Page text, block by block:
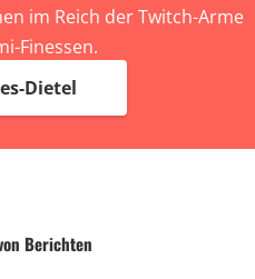
im Reich der Twitch-Arme
Finessen.
Dietel
Berichten